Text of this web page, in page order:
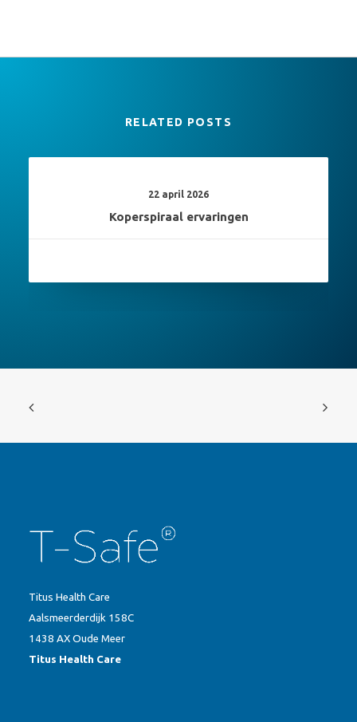
RELATED POSTS
22 april 2026
Koperspiraal ervaringen
Titus Health Care
Aalsmeerderdijk 158C
1438 AX Oude Meer
Titus Health Care